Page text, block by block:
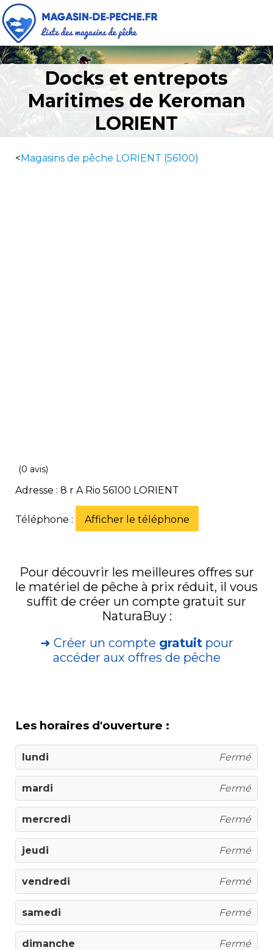
Docks et entrepots
Maritimes de Keroman
LORIENT
<Magasins de pêche LORIENT (56100)
(0 avis)
Adresse : 8 r A Rio 56100 LORIENT
Téléphone : Afficher le téléphone
Pour découvrir les meilleures offres sur
le matériel de pêche à prix réduit, il vous
suffit de créer un compte gratuit sur
NaturaBuy :
➜ Créer un compte gratuitpour
accéder aux offres de pêche
Les horaires d'ouverture :
lundi Fermé
mardi Fermé
mercredi Fermé
jeudi Fermé
vendredi Fermé
samedi Fermé
dimanche Fermé